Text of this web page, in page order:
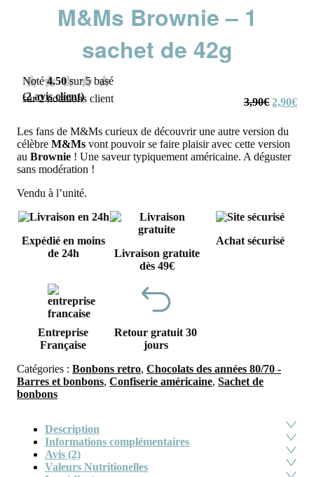
M&Ms Brownie – 1
sachet de 42g
Noté4.50 sur 5 basé
sur2notations client
(2avis client) 3,90€ Le
initial
était :
3,90€.
2,90€Le
Les fans de M&Ms curieux de découvrir une autre version du
célèbre M&Ms vont pouvoir se faire plaisir avec cette version
au Brownie ! Une saveur typiquement américaine. A déguster
sans modération !
Vendu à l’unité.
Expédié en moins
de 24h
Livraison gratuite
dès 49€
Achat sécurisé
Entreprise
Française
Retour gratuit 30
jours
Catégories : Bonbons retro, Chocolats des années 80/70 -
Barres et bonbons, Confiserie américaine, Sachet de
bonbons
Description
Informations complémentaires
Avis (2)
Valeurs Nutritionelles